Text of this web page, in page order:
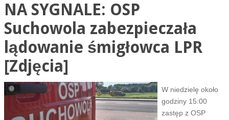
NA SYGNALE: OSP
Suchowola zabezpieczała
lądowanie śmigłowca LPR
[Zdjęcia]
W niedzielę około
godziny 15:00
zastęp z OSP